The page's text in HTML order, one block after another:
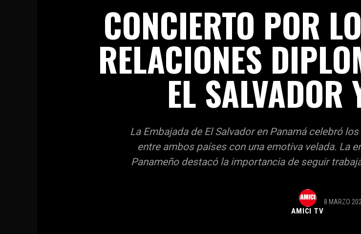
CONCIERTO POR
RELACIONES
EL
La Embajada de El Salvador en Panamá celebró
entre ambos países con una emotiva velada. La
Panameño destacó la importancia de seguir
AMICI TV
8 MARZO